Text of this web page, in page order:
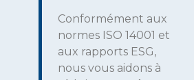
Conformément aux
normes ISO 14001 et
aux rapports ESG,
nous vous aidons à